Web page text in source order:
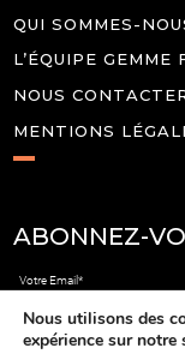
QUI SOMMES-
L’ÉQUIPE GEMME
NOUS
MENTIONS
ABONNEZ-
Votre Email*
Nous utilisons des
expérience sur notre